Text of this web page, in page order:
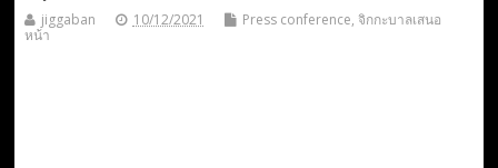
jiggaban 10/12/2021 Press conference, จิกกะบาลเสนอ
หน้า